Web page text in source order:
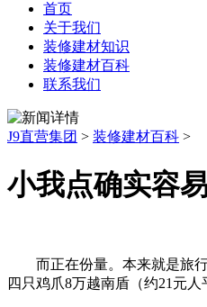
首页
关于我们
装修建材知识
装修建材百科
联系我们
J9直营集团 > 装修建材百科 >
小我点确实容
而正在份量。本来就是旅行
四只鸡爪8万越南盾（约21元